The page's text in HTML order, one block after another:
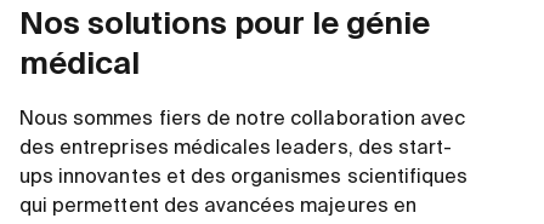
Nos solutions pour le génie
médical
Nous sommes fiers de notre collaboration avec
des entreprises médicales leaders, des start-
ups innovantes et des organismes scientifiques
qui permettent des avancées majeures en